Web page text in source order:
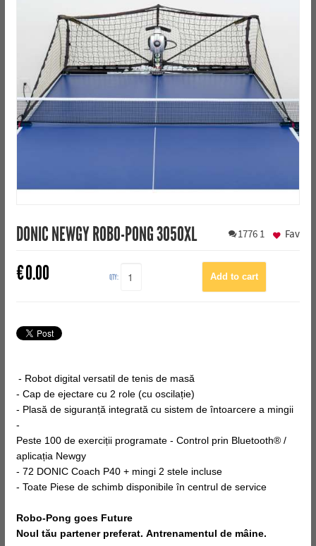
DONIC NEWGY ROBO-PONG 3050XL 1776 1
€0.00 QTY:
Fav
- Robot digital versatil de tenis de masă
- Cap de ejectare cu 2 role (cu oscilație)
- Plasă de siguranță integrată cu sistem de întoarcere a mingii
-
Peste 100 de exerciții programate - Control prin Bluetooth® /
aplicația Newgy
- 72 DONIC Coach P40 + mingi 2 stele incluse
- Toate Piese de schimb disponibile în centrul de service
Robo-Pong goes Future
Noul tău partener preferat. Antrenamentul de mâine.